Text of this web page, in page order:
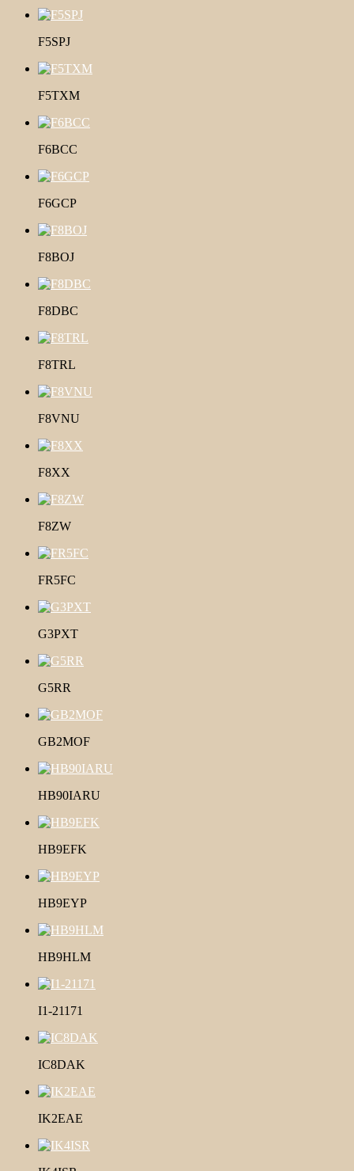
F5SPJ
F5TXM
F6BCC
F6GCP
F8BOJ
F8DBC
F8TRL
F8VNU
F8XX
F8ZW
FR5FC
G3PXT
G5RR
GB2MOF
HB90IARU
HB9EFK
HB9EYP
HB9HLM
I1-21171
IC8DAK
IK2EAE